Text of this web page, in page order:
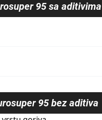
95 sa aditivima
95 bez aditiva